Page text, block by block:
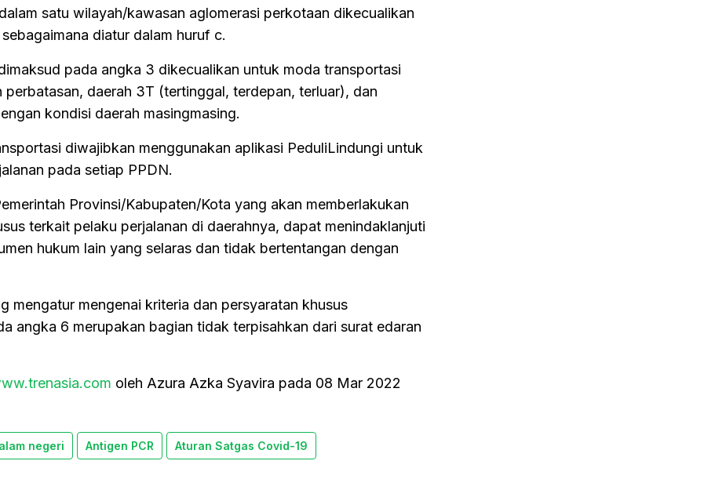
satu wilayah/kawasan aglomerasi perkotaan dikecualikan
diatur dalam huruf c.
pada angka 3 dikecualikan untuk moda transportasi
daerah 3T (tertinggal, terdepan, terluar), dan
kondisi daerah masingmasing.
diwajibkan menggunakan aplikasi PeduliLindungi untuk
pada setiap PPDN.
Provinsi/Kabupaten/Kota yang akan memberlakukan
terkait pelaku perjalanan di daerahnya, dapat menindaklanjuti
hukum lain yang selaras dan tidak bertentangan dengan
mengatur mengenai kriteria dan persyaratan khusus
angka 6 merupakan bagian tidak terpisahkan dari surat edaran
oleh Azura Azka Syavira pada 08 Mar 2022
negeri Antigen PCR Aturan Satgas Covid-19